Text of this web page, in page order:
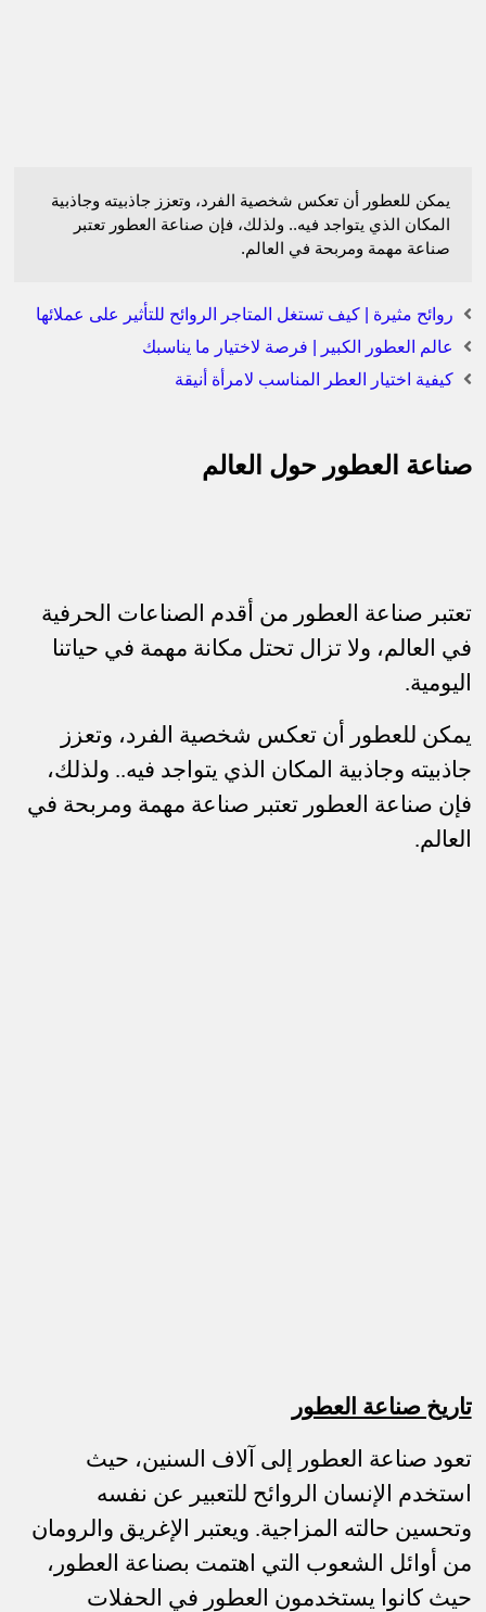
يمكن للعطور أن تعكس شخصية الفرد، وتعزز جاذبيته وجاذبية
المكان الذي يتواجد فيه.. ولذلك، فإن صناعة العطور تعتبر
صناعة مهمة ومربحة في العالم.
روائح مثيرة | كيف تستغل المتاجر الروائح للتأثير على عملائها
عالم العطور الكبير | فرصة لاختيار ما يناسبك
كيفية اختيار العطر المناسب لامرأة أنيقة
صناعة العطور حول العالم
تعتبر صناعة العطور من أقدم الصناعات الحرفية
في العالم، ولا تزال تحتل مكانة مهمة في حياتنا
اليومية.
يمكن للعطور أن تعكس شخصية الفرد، وتعزز
جاذبيته وجاذبية المكان الذي يتواجد فيه.. ولذلك،
فإن صناعة العطور تعتبر صناعة مهمة ومربحة في
العالم.
تاريخ صناعة العطور
تعود صناعة العطور إلى آلاف السنين، حيث
استخدم الإنسان الروائح للتعبير عن نفسه
وتحسين حالته المزاجية. ويعتبر الإغريق والرومان
من أوائل الشعوب التي اهتمت بصناعة العطور،
حيث كانوا يستخدمون العطور في الحفلات